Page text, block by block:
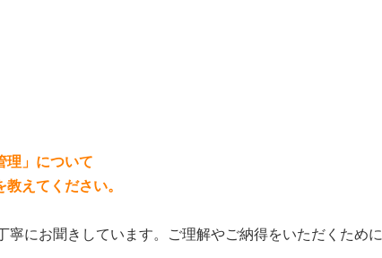
理」について
えてください。
にお聞きしています。ご理解やご納得をいただくために